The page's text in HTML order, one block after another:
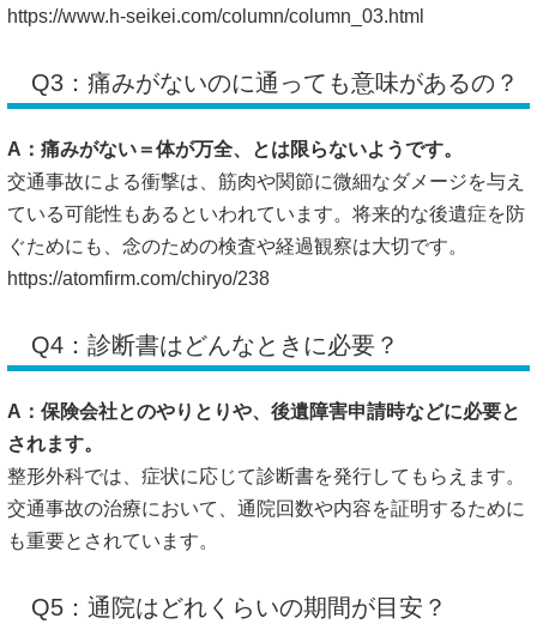
https://www.h-seikei.com/column/column_03.html
Q3：痛みがないのに通っても意味があるの？
A：痛みがない＝体が万全、とは限らないようです。
交通事故による衝撃は、筋肉や関節に微細なダメージを与え
ている可能性もあるといわれています。将来的な後遺症を防
ぐためにも、念のための検査や経過観察は大切です。
https://atomfirm.com/chiryo/238
Q4：診断書はどんなときに必要？
A：保険会社とのやりとりや、後遺障害申請時などに必要と
されます。
整形外科では、症状に応じて診断書を発行してもらえます。
交通事故の治療において、通院回数や内容を証明するために
も重要とされています。
Q5：通院はどれくらいの期間が目安？